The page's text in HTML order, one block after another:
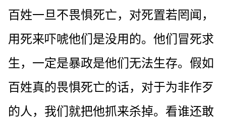
百姓一旦不畏惧死亡，对死置若罔闻，
用死来吓唬他们是没用的。他们冒死求
生，一定是暴政是他们无法生存。假如
百姓真的畏惧死亡的话，对于为非作歹
的人，我们就把他抓来杀掉。看谁还敢